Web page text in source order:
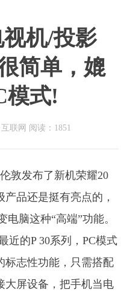
机/投影
简单，媲
模式!
联网 阅读：1851
敦发布了新机荣耀20
品还是挺有亮点的，
脑这种“高端”功能。
近的P 30系列，PC模式
标志性功能，只需搭配
大屏设备，把手机当电